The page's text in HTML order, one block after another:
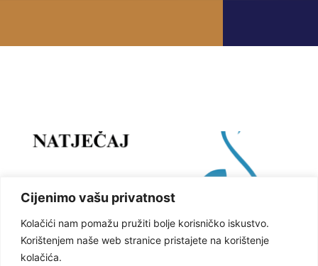
Cijenimo vašu privatnost
Kolačići nam pomažu pružiti bolje korisničko iskustvo.
Korištenjem naše web stranice pristajete na korištenje
kolačića.